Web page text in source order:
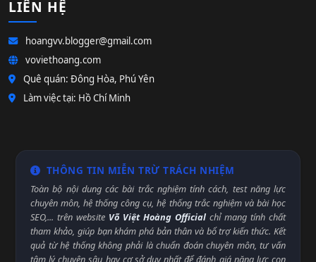
LIÊN HỆ
hoangvv.blogger@gmail.com
voviethoang.com
Quê quán: Đông Hòa, Phú Yên
Làm việc tại: Hồ Chí Minh
THÔNG TIN MIỄN TRỪ TRÁCH NHIỆM
Toàn bộ nội dung các bài trắc nghiệm tính cách, test năng lực
chuyên môn, hệ thống công cụ, hệ thống trắc nghiệm và bài học
SEO,... trên website Võ Việt Hoàng Official chỉ mang tính chất
tham khảo, giúp bạn khám phá bản thân và bổ trợ kiến thức. Kết
quả từ hệ thống không phải là chuẩn đoán chuyên môn, tư vấn
tâm lý chuyên sâu hay cơ sở duy nhất để đánh giá năng lực con